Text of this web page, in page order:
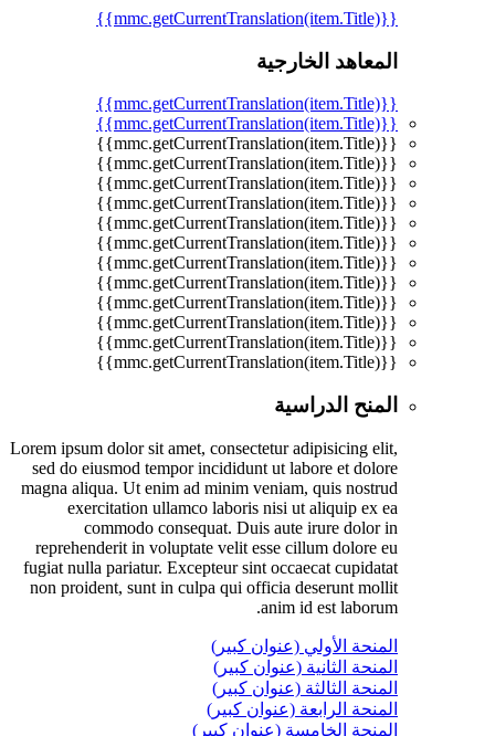
{{mmc.getCurrentTranslation(item.Title)}}
المعاهد الخارجية
{{mmc.getCurrentTranslation(item.Title)}}
{{mmc.getCurrentTranslation(item.Title)}}
{{mmc.getCurrentTranslation(item.Title)}}
{{mmc.getCurrentTranslation(item.Title)}}
{{mmc.getCurrentTranslation(item.Title)}}
{{mmc.getCurrentTranslation(item.Title)}}
{{mmc.getCurrentTranslation(item.Title)}}
{{mmc.getCurrentTranslation(item.Title)}}
{{mmc.getCurrentTranslation(item.Title)}}
{{mmc.getCurrentTranslation(item.Title)}}
{{mmc.getCurrentTranslation(item.Title)}}
{{mmc.getCurrentTranslation(item.Title)}}
{{mmc.getCurrentTranslation(item.Title)}}
{{mmc.getCurrentTranslation(item.Title)}}
المنح الدراسية
Lorem ipsum dolor sit amet, consectetur adipisicing elit,
sed do eiusmod tempor incididunt ut labore et dolore
magna aliqua. Ut enim ad minim veniam, quis nostrud
exercitation ullamco laboris nisi ut aliquip ex ea
commodo consequat. Duis aute irure dolor in
reprehenderit in voluptate velit esse cillum dolore eu
fugiat nulla pariatur. Excepteur sint occaecat cupidatat
non proident, sunt in culpa qui officia deserunt mollit
anim id est laborum.
المنحة الأولي (عنوان كبير)
المنحة الثانية (عنوان كبير)
المنحة الثالثة (عنوان كبير)
المنحة الرابعة (عنوان كبير)
المنحة الخامسة (عنوان كبير)